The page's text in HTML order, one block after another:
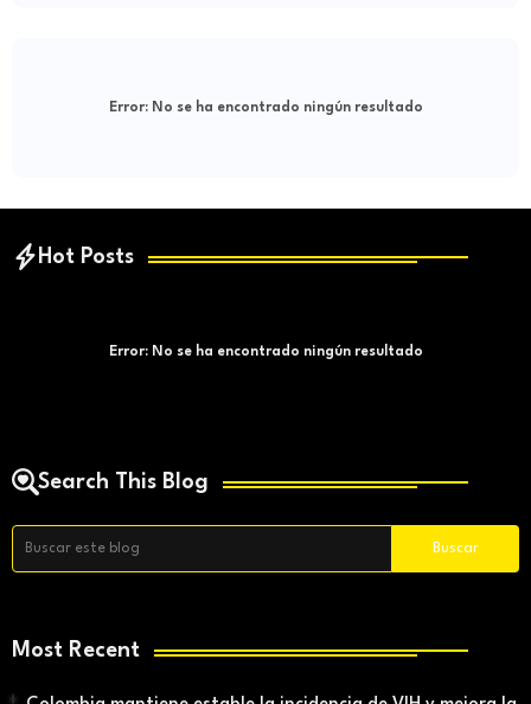
Error:No se ha encontrado ningún resultado
Hot Posts
Error:No se ha encontrado ningún resultado
Search This Blog
Most Recent